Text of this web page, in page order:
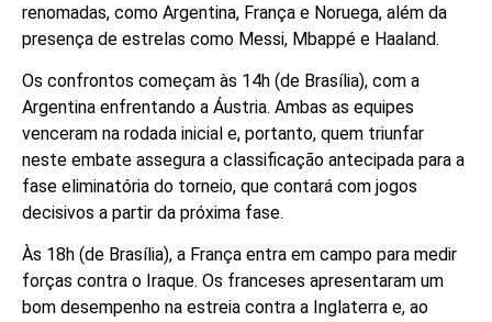
renomadas, como Argentina, França e Noruega, além da
presença de estrelas como Messi, Mbappé e Haaland.
Os confrontos começam às 14h (de Brasília), com a
Argentina enfrentando a Áustria. Ambas as equipes
venceram na rodada inicial e, portanto, quem triunfar
neste embate assegura a classificação antecipada para a
fase eliminatória do torneio, que contará com jogos
decisivos a partir da próxima fase.
Às 18h (de Brasília), a França entra em campo para medir
forças contra o Iraque. Os franceses apresentaram um
bom desempenho na estreia contra a Inglaterra e, ao